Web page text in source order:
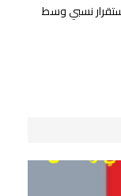
نسبي وسط